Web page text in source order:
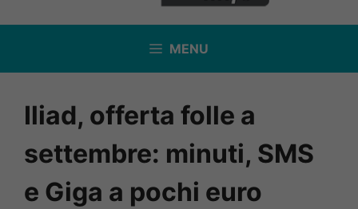
MENU
Iliad, offerta folle a
settembre: minuti, SMS
e Giga a pochi euro